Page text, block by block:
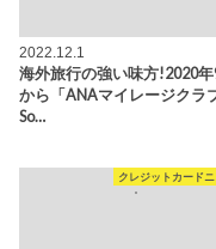
2022.12.1
海外旅行の強い味方!2020年
から「ANAマイレージクラ
So…
クレジットカード